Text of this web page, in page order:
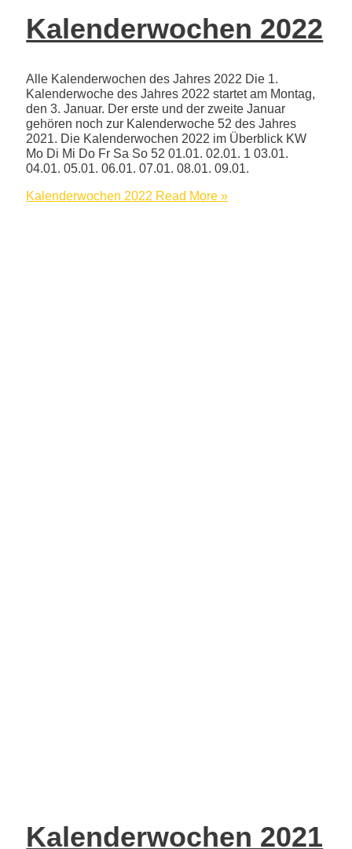
Kalenderwochen 2022
Alle Kalenderwochen des Jahres 2022 Die 1.
Kalenderwoche des Jahres 2022 startet am Montag,
den 3. Januar. Der erste und der zweite Januar
gehören noch zur Kalenderwoche 52 des Jahres
2021. Die Kalenderwochen 2022 im Überblick KW
Mo Di Mi Do Fr Sa So 52 01.01. 02.01. 1 03.01.
04.01. 05.01. 06.01. 07.01. 08.01. 09.01.
Kalenderwochen 2022 Read More »
Kalenderwochen 2021